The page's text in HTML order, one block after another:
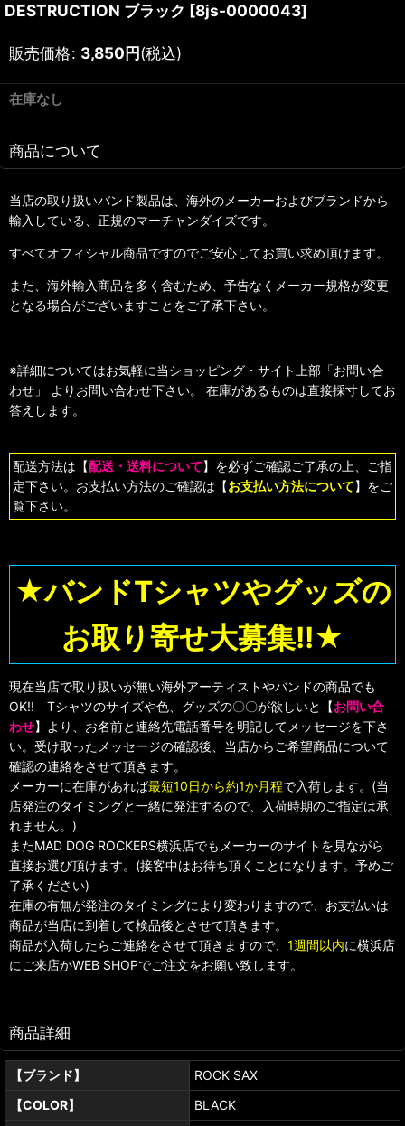
DESTRUCTION ブラック [8js-0000043]
販売価格: 3,850円(税込)
在庫なし
商品について
当店の取り扱いバンド製品は、海外のメーカーおよびブランドから
輸入している、正規のマーチャンダイズです。
すべてオフィシャル商品ですのでご安心してお買い求め頂けます。
また、海外輸入商品を多く含むため、予告なくメーカー規格が変更
となる場合がございますことをご了承下さい。
※詳細についてはお気軽に当ショッピング・サイト上部「お問い合
わせ」 よりお問い合わせ下さい。 在庫があるものは直接採寸してお
答えします。
配送方法は【配送・送料について】を必ずご確認ご了承の上、ご指
定下さい。お支払い方法のご確認は【お支払い方法について】をご
覧下さい。
★バンドTシャツやグッズの
お取り寄せ大募集!!★
現在当店で取り扱いが無い海外アーティストやバンドの商品でも
OK!! Tシャツのサイズや色、グッズの〇〇が欲しいと【お問い合
わせ】より、お名前と連絡先電話番号を明記してメッセージを下さ
い。受け取ったメッセージの確認後、当店からご希望商品について
確認の連絡をさせて頂きます。
メーカーに在庫があれば最短10日から約1か月程で入荷します。(当
店発注のタイミングと一緒に発注するので、入荷時期のご指定は承
れません。)
またMAD DOG ROCKERS横浜店でもメーカーのサイトを見ながら
直接お選び頂けます。(接客中はお待ち頂くことになります。予めご
了承ください)
在庫の有無が発注のタイミングにより変わりますので、お支払いは
商品が当店に到着して検品後とさせて頂きます。
商品が入荷したらご連絡をさせて頂きますので、 1週間以内に横浜店
にご来店かWEB SHOPでご注文をお願い致します。
商品詳細
【ブランド】
ROCK SAX
【COLOR】
BLACK